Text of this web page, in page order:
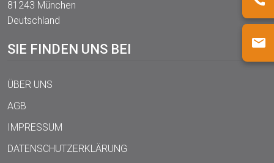
81243 München
Deutschland
SIE FINDEN UNS BEI
ÜBER UNS
AGB
IMPRESSUM
DATENSCHUTZERKLÄRUNG